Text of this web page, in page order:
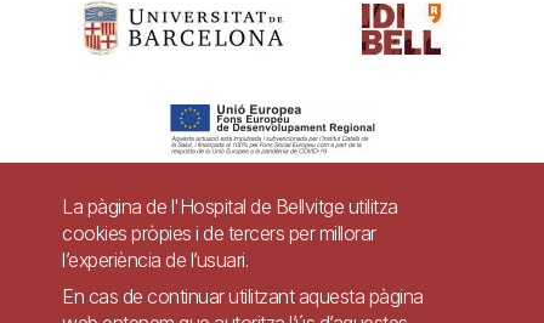
Pie
Contacte
Accessibilitat Avís legal Ajuda
La pàgina de l'Hospital de Bellvitge utilitza
cookies pròpies i de tercers per millorar
l’experiència de l’usuari.
En cas de continuar utilitzant aquesta pàgina